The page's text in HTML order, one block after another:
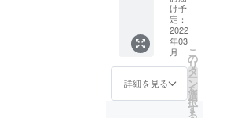
こちら
に記載
のアカ
ウント
又は
アドレ
スにて
2027年
3月（以
降アカ
ウント
が継続
する限
り有
貨屋さ
ん・物
などご
希望の
内容を
投稿に
より全
力で宣
伝させ
け予
定：
2022
年03
月
詳細を見る
こ
の
リ
タ
ー
ン
を
選
択
す
る